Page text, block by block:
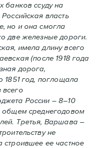
банков ссуду на
власть
но и она смогла
две железные дороги.
имела длину всего
(после 1918 года
дорога,
1851 год, поглощала
всего
России – 8–10
общем среднегодовом
Третья, Варшава –
не
строившее ее частное